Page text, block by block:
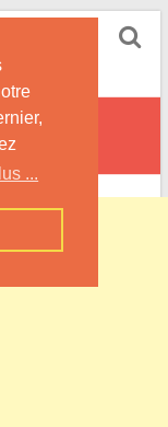
...